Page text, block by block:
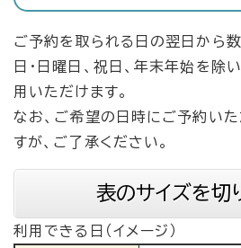
ご予約を取られる日の翌日から
日・日曜日、祝日、年末年始を除
用いただけます。
なお、ご希望の日時にご予約い
すが、ご了承ください。
表のサイズを切
利用できる日（イメージ）